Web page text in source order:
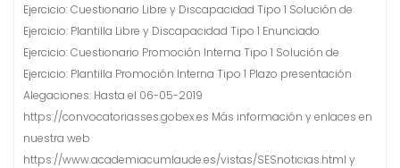
Ejercicio: Cuestionario Libre y Discapacidad Tipo 1 Solución de
Ejercicio: Plantilla Libre y Discapacidad Tipo 1 Enunciado
Ejercicio: Cuestionario Promoción Interna Tipo 1 Solución de
Ejercicio: Plantilla Promoción Interna Tipo 1 Plazo presentación
Alegaciones: Hasta el 06-05-2019
https://convocatoriasses.gobex.es Más información y enlaces en
nuestra web
https://www.academiacumlaude.es/vistas/SESnoticias.html y